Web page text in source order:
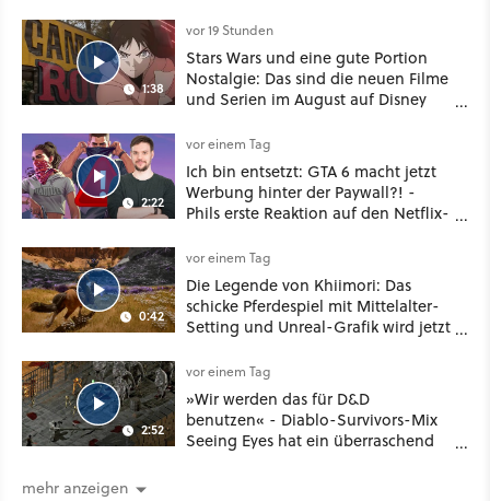
1:38
vor 19 Stunden
Stars Wars und eine gute Portion
Nostalgie: Das sind die neuen Filme
und Serien im August auf Disney
2:22
vor einem Tag
Ich bin entsetzt: GTA 6 macht jetzt
Werbung hinter der Paywall?! -
Phils erste Reaktion auf den Netflix-
0:42
vor einem Tag
Die Legende von Khiimori: Das
schicke Pferdespiel mit Mittelalter-
Setting und Unreal-Grafik wird jetzt
2:52
vor einem Tag
»Wir werden das für D&D
benutzen« - Diablo-Survivors-Mix
Seeing Eyes hat ein überraschend
mehr anzeigen